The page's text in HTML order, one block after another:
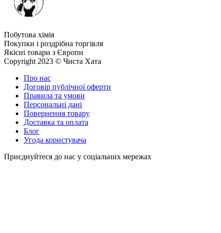
Побутова хімія
Покупки і роздрібна торгівля
Якісні товари з Європи
Copyright 2023 © Чиста Хата
Про нас
Договір публічної оферти
Правила та умови
Персональні дані
Повернення товару
Доставка та оплата
Блог
Угода користувача
Приєднуйтеся до нас у соціальних мережах